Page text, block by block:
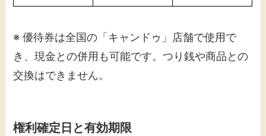
※ 優待券は全国の「キャンドゥ」店舗で使用で
き、現金との併用も可能です。つり銭や商品との
交換はできません。
権利確定日と有効期限